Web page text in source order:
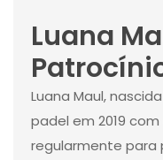
Luana
Luana Maul,
padel em 2019
regularmente para